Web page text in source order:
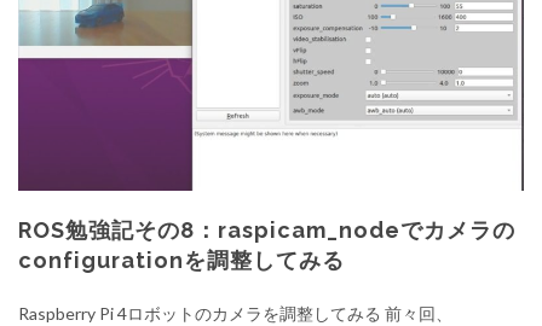
ROS勉強記その8：raspicam_nodeでカメラの
configurationを調整してみる
Raspberry Pi 4ロボットのカメラを調整してみる 前々回、